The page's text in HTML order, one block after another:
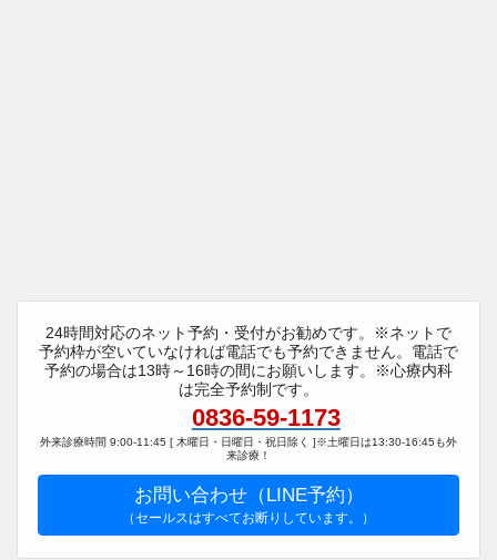
24時間対応のネット予約・受付がお勧めです。※ネットで
予約枠が空いていなければ電話でも予約できません。電話で
予約の場合は13時～16時の間にお願いします。※心療内科
は完全予約制です。
0836-59-1173
外来診療時間 9:00-11:45 [ 木曜日・日曜日・祝日除く ]※土曜日は13:30-16:45も外
来診療！
お問い合わせ（LINE予約）
（セールスはすべてお断りしています。）